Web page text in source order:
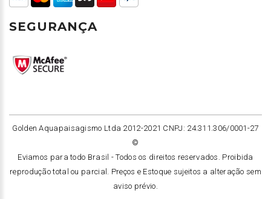
SEGURANÇA
Golden Aquapaisagismo Ltda 2012-2021 CNPJ: 24.311.306/0001-27
©
Eviamos para todo Brasil -Todos os direitos reservados. Proibida
reprodução total ou parcial. Preços e Estoque sujeitos a alteração sem
aviso prévio.